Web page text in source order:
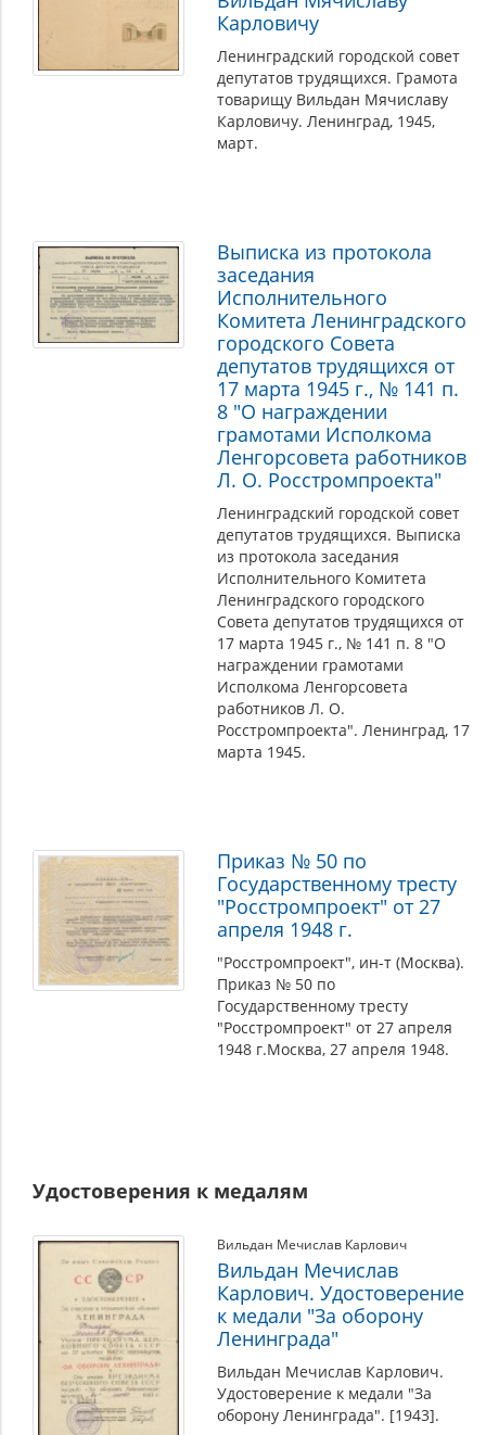
Карловичу
Ленинградский городской совет
депутатов трудящихся. Грамота
товарищу Вильдан Мячиславу
Карловичу. Ленинград, 1945,
март.
Выписка из протокола
заседания
Исполнительного
Комитета Ленинградского
городского Совета
депутатов трудящихся от
17 марта 1945 г., № 141 п.
8 "О награждении
грамотами Исполкома
Ленгорсовета работников
Л. О. Росстромпроекта"
Ленинградский городской совет
депутатов трудящихся. Выписка
из протокола заседания
Исполнительного Комитета
Ленинградского городского
Совета депутатов трудящихся от
17 марта 1945 г., № 141 п. 8 "О
награждении грамотами
Исполкома Ленгорсовета
работников Л. О.
Росстромпроекта". Ленинград, 17
марта 1945.
Приказ № 50 по
Государственному тресту
"Росстромпроект" от 27
апреля 1948 г.
"Росстромпроект", ин-т (Москва).
Приказ № 50 по
Государственному тресту
"Росстромпроект" от 27 апреля
1948 г.Москва, 27 апреля 1948.
Удостоверения к медалям
Вильдан Мечислав Карлович
Вильдан Мечислав
Карлович. Удостоверение
к медали "За оборону
Ленинграда"
Вильдан Мечислав Карлович.
Удостоверение к медали "За
оборону Ленинграда". [1943].